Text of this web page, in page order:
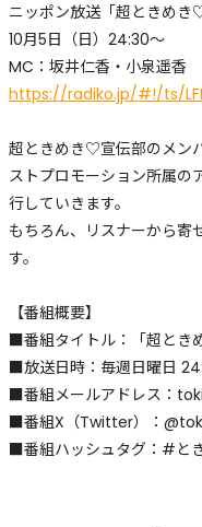
ニッポン放送「超ときめき
10月5日（日）24:30〜
MC：坂井仁香・小泉遥香
https://radiko.jp/#!/ts/
超ときめき♡宣伝部のメン
ストプロモーション所属の
行していきます。
もちろん、リスナーから寄
す。
【番組概要】
■番組タイトル：「超とき
■放送日時：毎週日曜日
■番組メールアドレス：
■番組X（Twitter）：
■番組ハッシュタグ：#と